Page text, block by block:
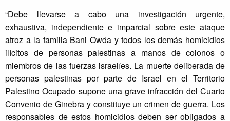
“Debe llevarse a cabo una investigación urgente,
exhaustiva, independiente e imparcial sobre este ataque
atroz a la familia Bani Owda y todos los demás homicidios
ilícitos de personas palestinas a manos de colonos o
miembros de las fuerzas israelíes. La muerte deliberada de
personas palestinas por parte de Israel en el Territorio
Palestino Ocupado supone una grave infracción del Cuarto
Convenio de Ginebra y constituye un crimen de guerra. Los
responsables de estos homicidios deben ser obligados a